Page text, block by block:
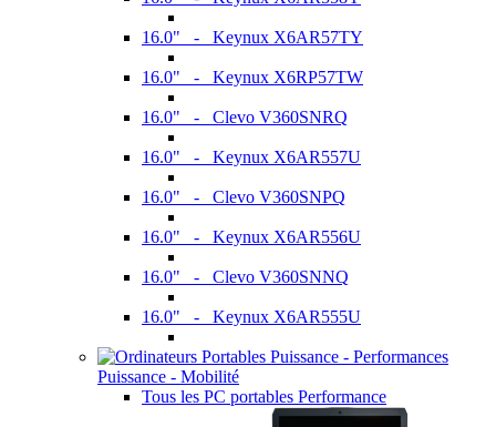
16.0" - Keynux X6AR57TY
16.0" - Keynux X6RP57TW
16.0" - Clevo V360SNRQ
16.0" - Keynux X6AR557U
16.0" - Clevo V360SNPQ
16.0" - Keynux X6AR556U
16.0" - Clevo V360SNNQ
16.0" - Keynux X6AR555U
Puissance - Mobilité
Tous les PC portables Performance